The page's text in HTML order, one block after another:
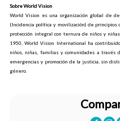
Sobre World Vision
World Vision es una organización global de
(Incidencia política y movilización) de
protección integral con ternura de niños y
1950, World Vision International ha
niños, niñas, familias y comunidades a través
emergencias y promoción de la justicia, sin
género.